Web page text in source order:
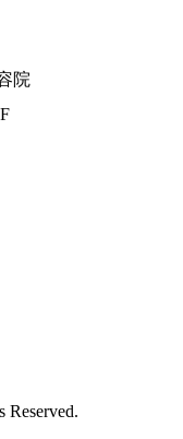
院